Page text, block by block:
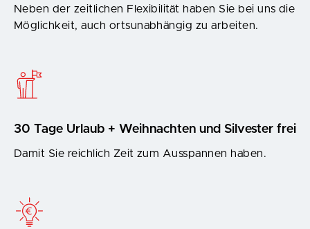
Neben der zeitlichen Flexibilität haben Sie bei uns die
Möglichkeit, auch ortsunabhängig zu arbeiten.
30 Tage Urlaub + Weihnachten und Silvester frei
Damit Sie reichlich Zeit zum Ausspannen haben.